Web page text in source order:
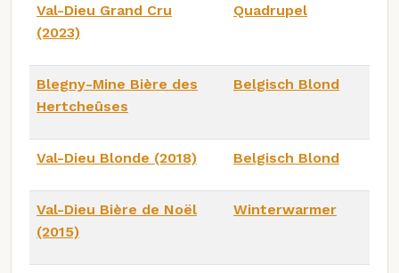
Val-Dieu Grand Cru
(2023)
Quadrupel
Blegny-Mine Bière des
Hertcheûses
Belgisch Blond
Val-Dieu Blonde (2018) Belgisch Blond
Val-Dieu Bière de Noël
(2015)
Winterwarmer